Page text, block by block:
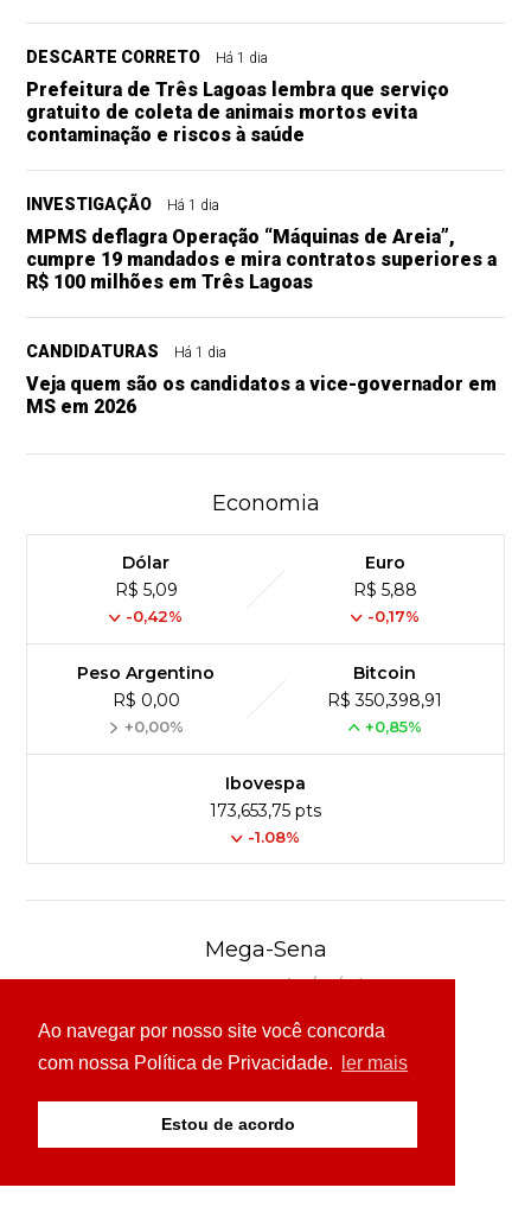
Ao navegar por nosso site você concorda
com nossa Política de Privacidade.
ler mais
Estou de acordo
DESCARTE CORRETO Há 1 dia
Prefeitura de Três Lagoas lembra que serviço
gratuito de coleta de animais mortos evita
contaminação e riscos à saúde
INVESTIGAÇÃO Há 1 dia
MPMS deflagra Operação “Máquinas de Areia”,
cumpre 19 mandados e mira contratos superiores a
R$ 100 milhões em Três Lagoas
CANDIDATURAS Há 1 dia
Veja quem são os candidatos a vice-governador em
MS em 2026
Economia
Dólar
R$ 5,09
-0,42%
Euro
R$ 5,88
-0,17%
Peso Argentino
R$ 0,00
+0,00%
Bitcoin
R$ 350,398,91
+0,85%
Ibovespa
173,653,75 pts
-1.08%
Mega-Sena
Concurso 3041 (06/08/26)
16 21 24 31 43